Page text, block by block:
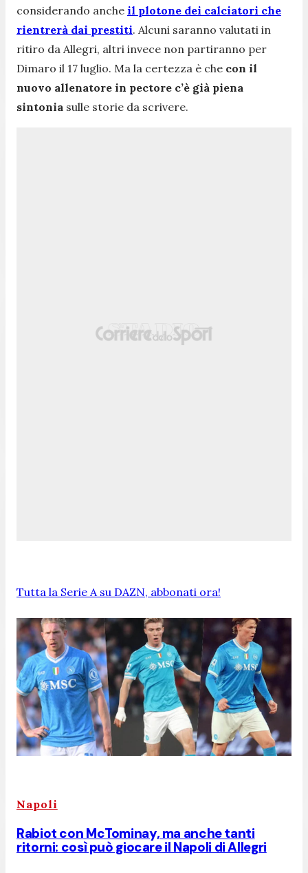
considerando anche il plotone dei calciatori che
rientrerà dai prestiti. Alcuni saranno valutati in
ritiro da Allegri, altri invece non partiranno per
Dimaro il 17 luglio. Ma la certezza è che con il
nuovo allenatore in pectore c’è già piena
sintonia sulle storie da scrivere.
Tutta la Serie A su DAZN, abbonati ora!
Napoli
Rabiot con McTominay, ma anche tanti
ritorni: così può giocare il Napoli di Allegri